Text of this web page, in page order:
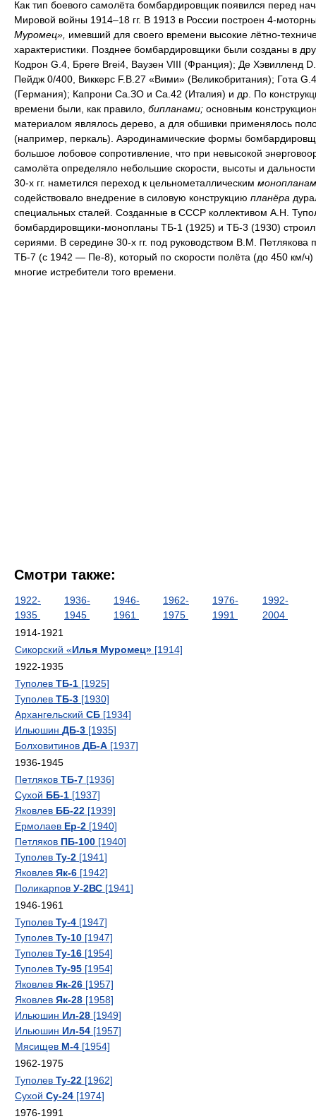
Как тип боевого самолёта бомбардировщик появился перед
Мировой войны 1914–18 гг. В 1913 в России построен 4-
Муромец», имевший для своего времени высокие лётно-
характеристики. Позднее бомбардировщики были созданы в
Кодрон G.4, Бреге Brei4, Ваузен VIII (Франция); Де Хэвилленд
Пейдж 0/400, Виккерс F.B.27 «Вими» (Великобритания); Гота
(Германия); Капрони Са.ЗО и Са.42 (Италия) и др. По
времени были, как правило, бипланами; основным
материалом являлось дерево, а для обшивки применялось
(например, перкаль). Аэродинамические формы
большое лобовое сопротивление, что при невысокой
самолёта определяло небольшие скорости, высоты и
30-х гг. наметился переход к цельнометаллическим
содействовало внедрение в силовую конструкцию планёра
специальных сталей. Созданные в СССР коллективом А.Н.
бомбардировщики-монопланы ТБ-1 (1925) и ТБ-3 (1930)
сериями. В середине 30-х гг. под руководством В.М. Петлякова
ТБ-7 (с 1942 — Пе-8), который по скорости полёта (до 450 км/ч)
многие истребители того времени.
Смотри также:
1922-
1935
1936-
1945
1946-
1961
1962-
1975
1976-
1991
1992-
2004
1914-1921
Сикорский «Илья Муромец» [1914]
1922-1935
Туполев ТБ-1 [1925]
Туполев ТБ-3 [1930]
Архангельский СБ [1934]
Ильюшин ДБ-3 [1935]
Болховитинов ДБ-А [1937]
1936-1945
Петляков ТБ-7 [1936]
Сухой ББ-1 [1937]
Яковлев ББ-22 [1939]
Ермолаев Ер-2 [1940]
Петляков ПБ-100 [1940]
Туполев Ту-2 [1941]
Яковлев Як-6 [1942]
Поликарпов У-2ВС [1941]
1946-1961
Туполев Ту-4 [1947]
Туполев Ту-10 [1947]
Туполев Ту-16 [1954]
Туполев Ту-95 [1954]
Яковлев Як-26 [1957]
Яковлев Як-28 [1958]
Ильюшин Ил-28 [1949]
Ильюшин Ил-54 [1957]
Мясищев М-4 [1954]
1962-1975
Туполев Ту-22 [1962]
Сухой Су-24 [1974]
1976-1991